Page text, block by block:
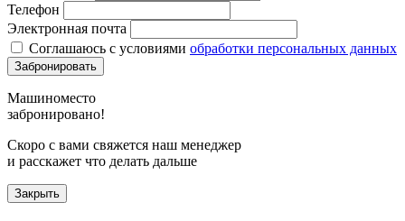
Телефон
Электронная почта
Соглашаюсь с условиями обработки персональных данных
Забронировать
Машиноместо
забронировано!
Скоро с вами свяжется наш менеджер
и расскажет что делать дальше
Закрыть